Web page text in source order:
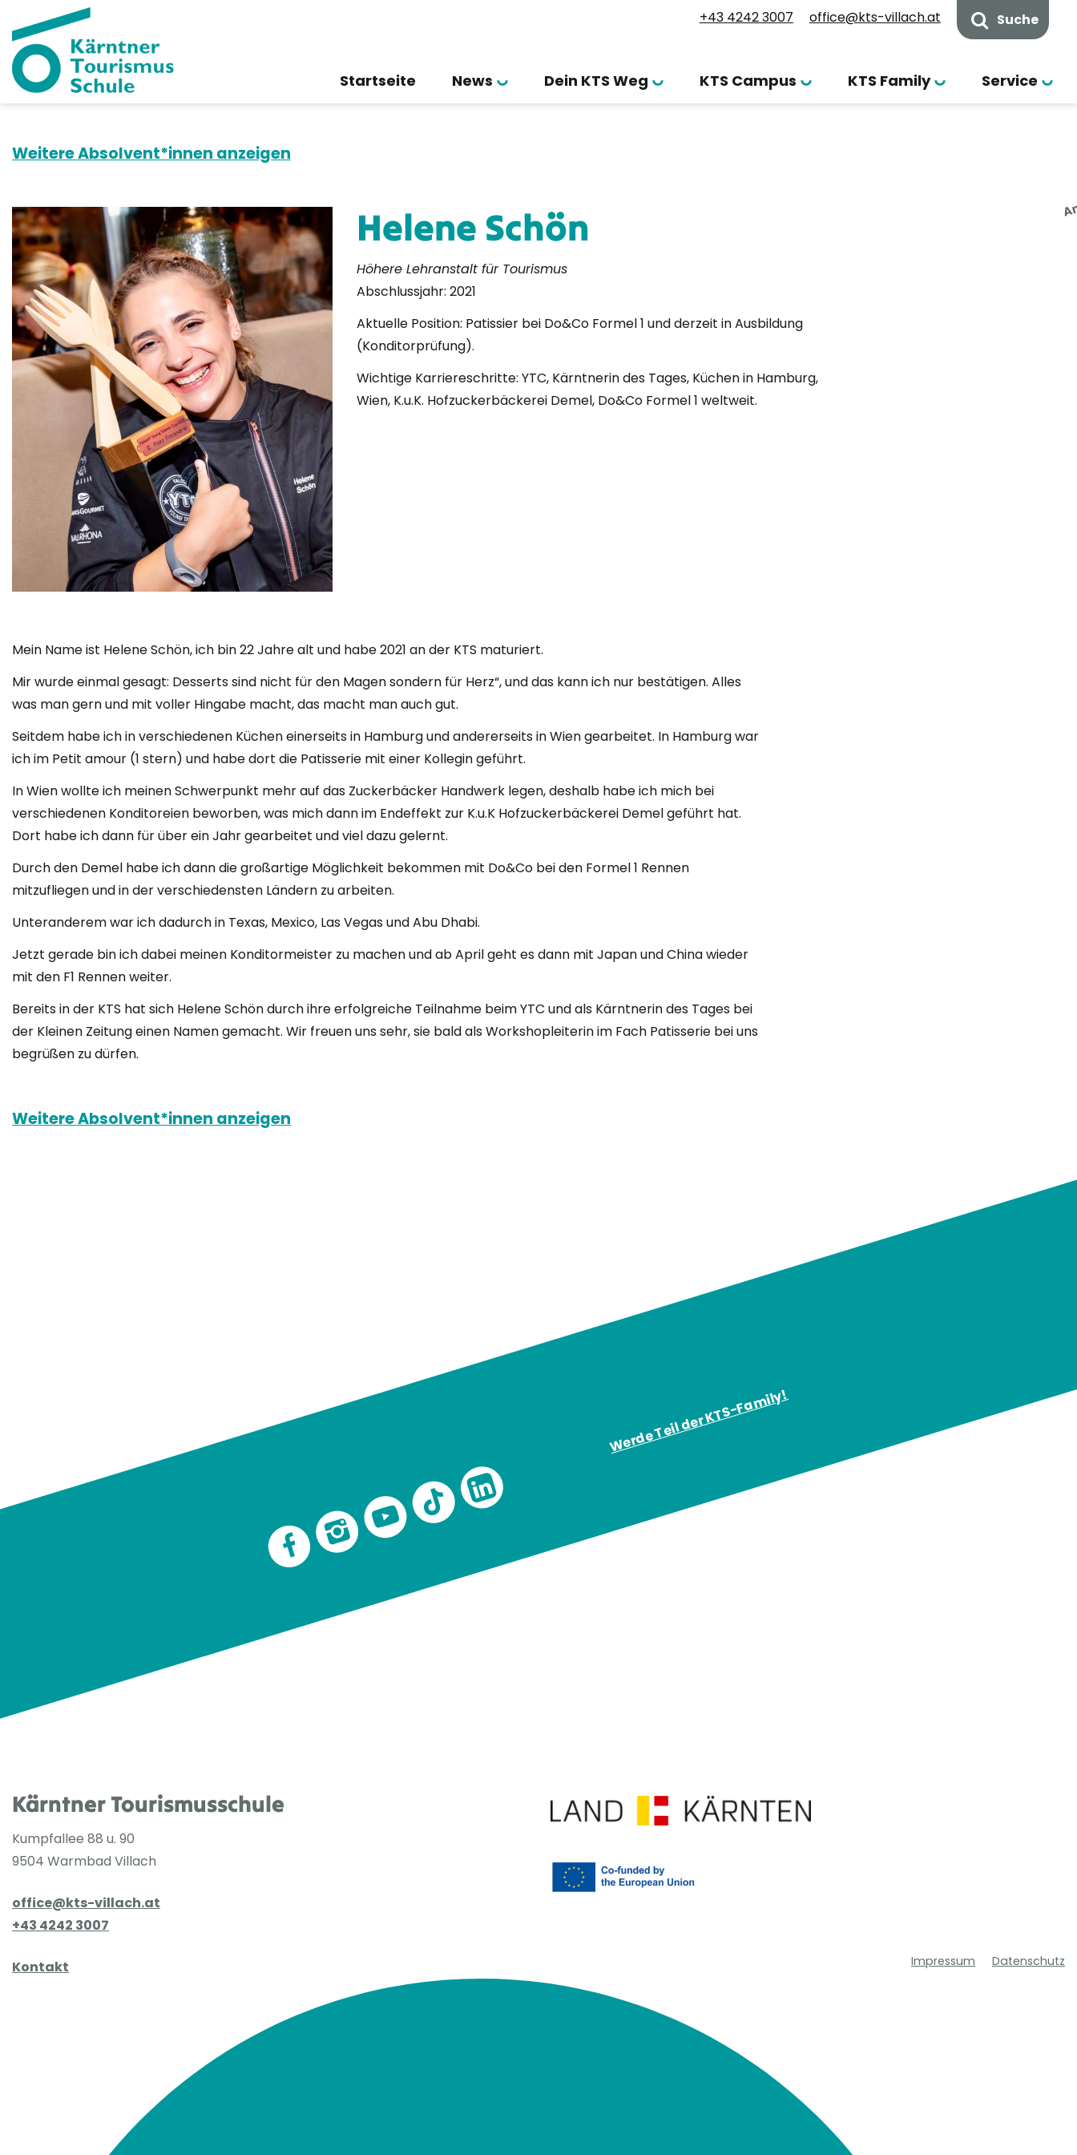
+43 4242 3007 office@kts-villach.at Suche
Startseite News Dein KTS Weg KTS Campus KTS Family Service
Weitere Absolvent*innen anzeigen
Helene Schön
Höhere Lehranstalt für Tourismus
Abschlussjahr: 2021
Aktuelle Position: Patissier bei Do&Co Formel 1 und derzeit in Ausbildung
(Konditorprüfung).
Wichtige Karriereschritte: YTC, Kärntnerin des Tages, Küchen in Hamburg,
Wien, K.u.K. Hofzuckerbäckerei Demel, Do&Co Formel 1 weltweit.
Mein Name ist Helene Schön, ich bin 22 Jahre alt und habe 2021 an der KTS maturiert.
Mir wurde einmal gesagt: Desserts sind nicht für den Magen sondern für Herz“, und das kann ich nur bestätigen. Alles
was man gern und mit voller Hingabe macht, das macht man auch gut.
Seitdem habe ich in verschiedenen Küchen einerseits in Hamburg und andererseits in Wien gearbeitet. In Hamburg war
ich im Petit amour (1 stern) und habe dort die Patisserie mit einer Kollegin geführt.
In Wien wollte ich meinen Schwerpunkt mehr auf das Zuckerbäcker Handwerk legen, deshalb habe ich mich bei
verschiedenen Konditoreien beworben, was mich dann im Endeffekt zur K.u.K Hofzuckerbäckerei Demel geführt hat.
Dort habe ich dann für über ein Jahr gearbeitet und viel dazu gelernt.
Durch den Demel habe ich dann die großartige Möglichkeit bekommen mit Do&Co bei den Formel 1 Rennen
mitzufliegen und in der verschiedensten Ländern zu arbeiten.
Unteranderem war ich dadurch in Texas, Mexico, Las Vegas und Abu Dhabi.
Jetzt gerade bin ich dabei meinen Konditormeister zu machen und ab April geht es dann mit Japan und China wieder
mit den F1 Rennen weiter.
Bereits in der KTS hat sich Helene Schön durch ihre erfolgreiche Teilnahme beim YTC und als Kärntnerin des Tages bei
der Kleinen Zeitung einen Namen gemacht. Wir freuen uns sehr, sie bald als Workshopleiterin im Fach Patisserie bei uns
begrüßen zu dürfen.
Weitere Absolvent*innen anzeigen
Werde Teil der KTS-Family!
Kärntner Tourismusschule
Kumpfallee 88 u. 90
9504 Warmbad Villach
office@kts-villach.at
+43 4242 3007
Kontakt Impressum Datenschutz